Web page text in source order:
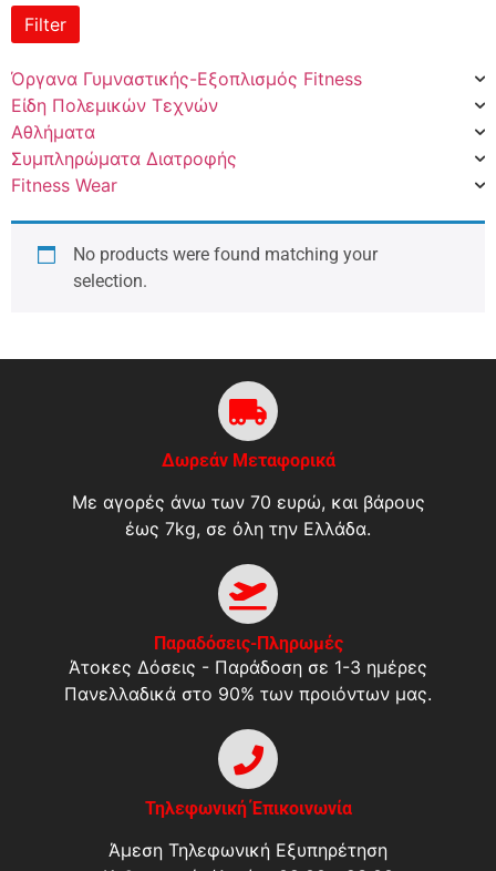
Filter
Όργανα Γυμναστικής-Εξοπλισμός Fitness
Είδη Πολεμικών Τεχνών
Αθλήματα
Συμπληρώματα Διατροφής
Fitness Wear
No products were found matching your
selection.
Δωρεάν Μεταφορικά
Με αγορές άνω των 70 ευρώ, και βάρους
έως 7kg, σε όλη την Ελλάδα.
Παραδόσεις-Πληρωμές
Άτοκες Δόσεις - Παράδοση σε 1-3 ημέρες
Πανελλαδικά στο 90% των προιόντων μας.
Τηλεφωνική Έπικοινωνία
Άμεση Τηλεφωνική Εξυπηρέτηση